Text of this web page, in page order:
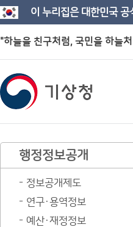
이 누리집은 대한민국
"하늘을 친구처럼, 국민을 하늘
행정정보공개
정보공개제도
연구·용역정보
예산·재정정보